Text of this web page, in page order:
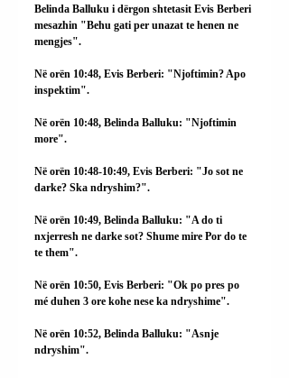
Belinda Balluku i dërgon shtetasit Evis Berberi
mesazhin "Behu gati per unazat te henen ne
mengjes".
Në orën 10:48, Evis Berberi: "Njoftimin? Apo
inspektim".
Në orën 10:48, Belinda Balluku: "Njoftimin
more".
Në orën 10:48-10:49, Evis Berberi: "Jo sot ne
darke? Ska ndryshim?".
Në orën 10:49, Belinda Balluku: "A do ti
nxjerresh ne darke sot? Shume mire Por do te
te them".
Në orën 10:50, Evis Berberi: "Ok po pres po
mé duhen 3 ore kohe nese ka ndryshime".
Në orën 10:52, Belinda Balluku: "Asnje
ndryshim".